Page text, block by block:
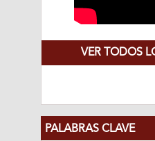
VER TODOS
PALABRAS CLAVE